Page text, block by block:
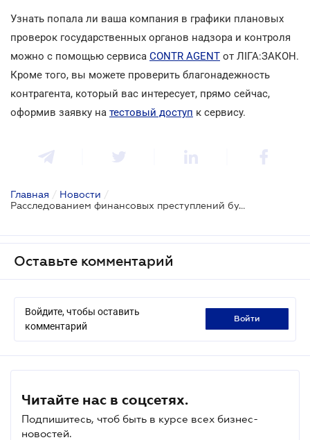
Узнать попала ли ваша компания в графики плановых
проверок государственных органов надзора и контроля
можно с помощью сервиса CONTR AGENT от ЛІГА:ЗАКОН.
Кроме того, вы можете проверить благонадежность
контрагента, который вас интересует, прямо сейчас,
оформив заявку на тестовый доступ к сервису.
Главная / Новости /
Расследованием финансовых преступлений будет заниматься новый единый орган
Оставьте комментарий
Войдите, чтобы оставить
комментарий
войти
Читайте нас в соцсетях.
Подпишитесь, чтоб быть в курсе всех бизнес-
новостей.